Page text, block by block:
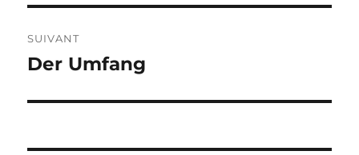
SUIVANT
Publication
Der Umfang